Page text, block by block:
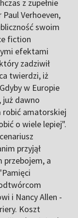
z zupełnie
Verhoeven,
swoim
fiction
efektami
zadziwił
twierdzi, iż
w Europie
już dawno
robić amatorskiej
o wiele lepiej".
przyjął
przebojem, a
i Nancy Allen -
Koszt